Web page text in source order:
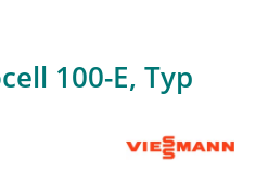
100-E, Typ